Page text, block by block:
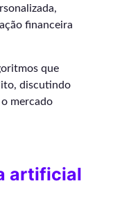
financeira
que
discutindo
mercado
artificial